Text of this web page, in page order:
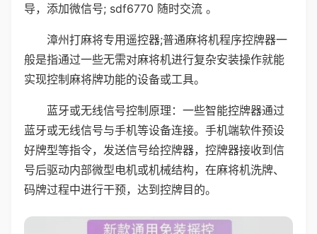
导，添加微信号; sdf6770 随时交流 。
漳州打麻将专用遥控器;普通麻将机程序控牌器一
般是指通过一些无需对麻将机进行复杂安装操作就能
实现控制麻将牌功能的设备或工具。
蓝牙或无线信号控制原理：一些智能控牌器通过
蓝牙或无线信号与手机等设备连接。手机端软件预设
好牌型等指令，发送信号给控牌器，控牌器接收到信
号后驱动内部微型电机或机械结构，在麻将机洗牌、
码牌过程中进行干预，达到控牌目的。